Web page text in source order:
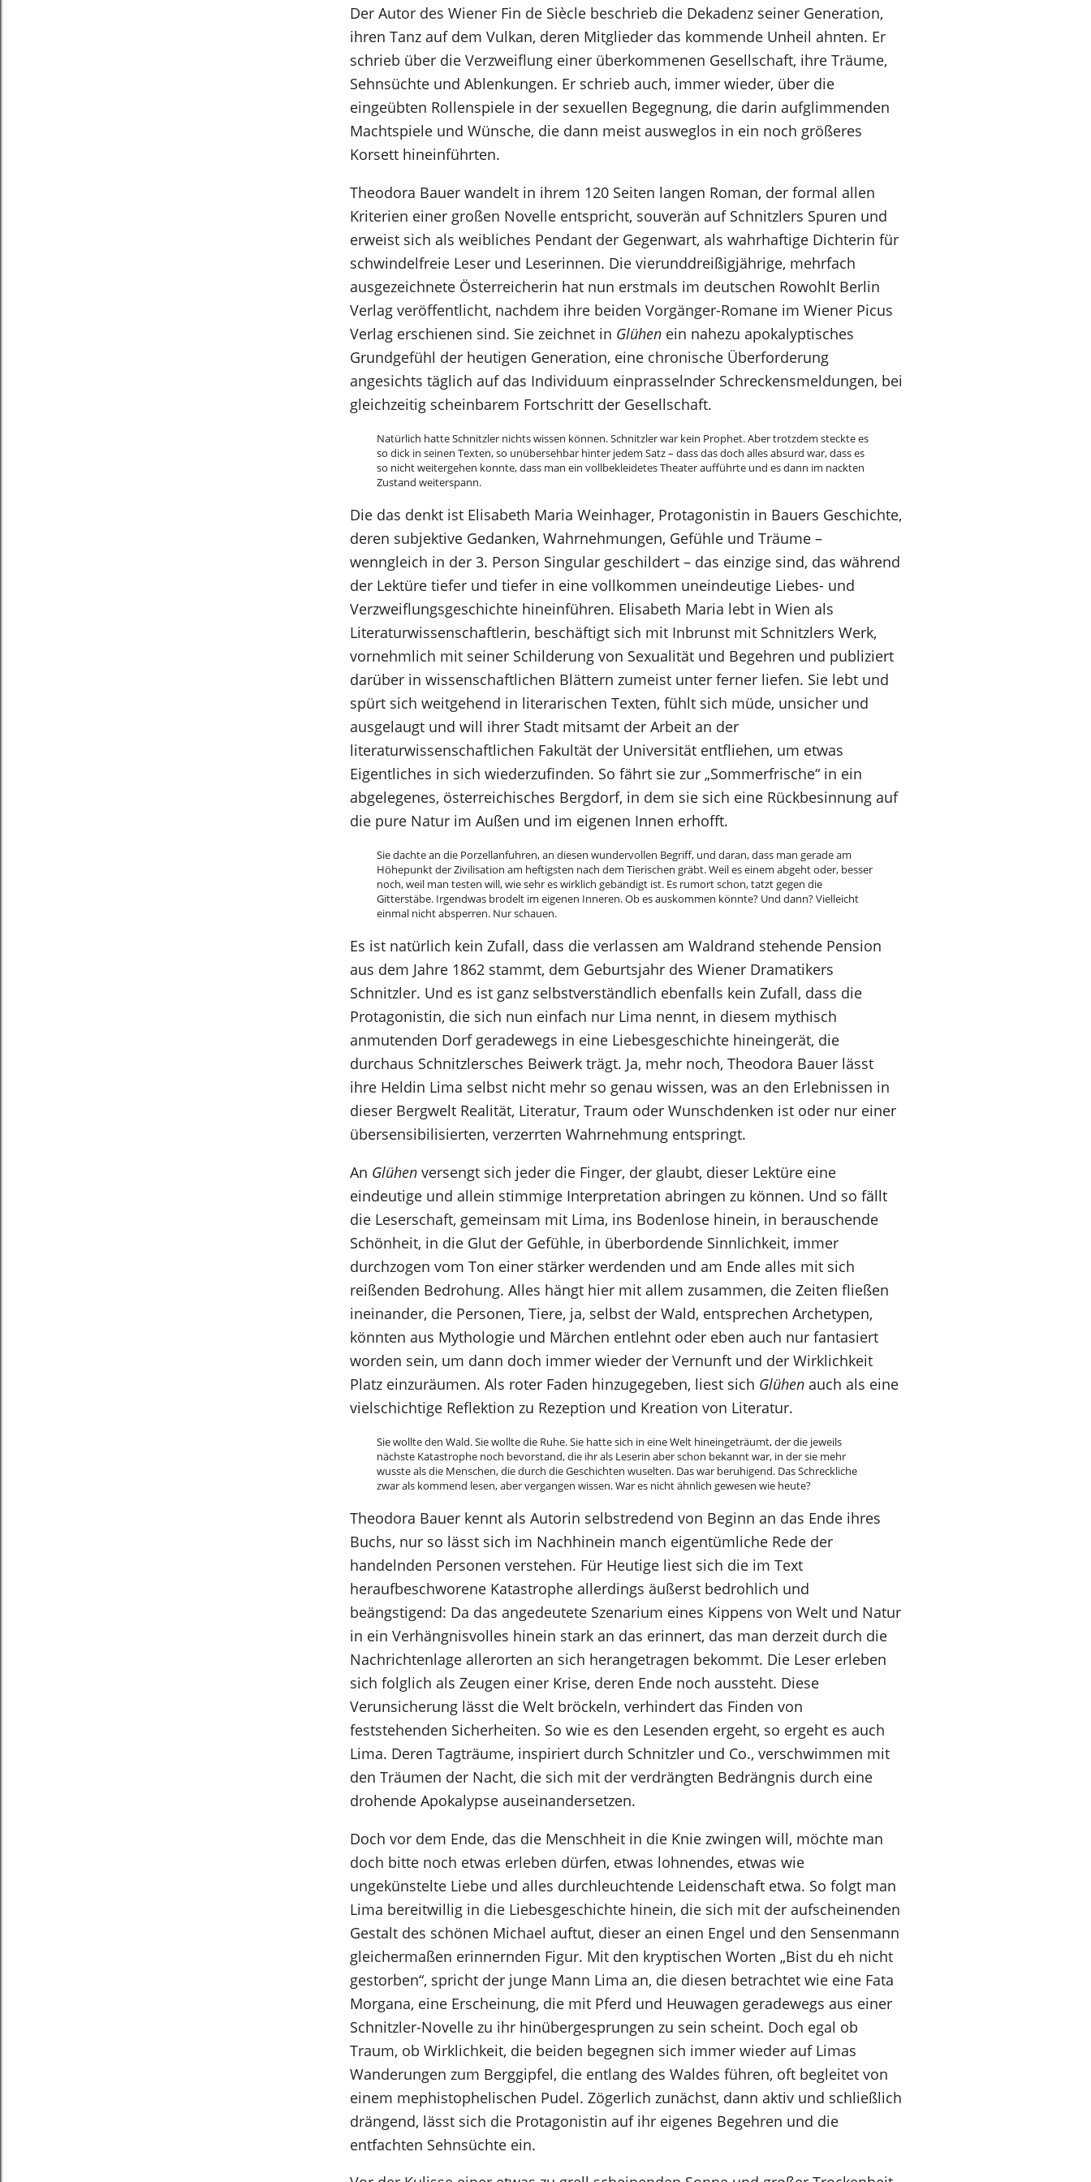
Der Autor des Wiener Fin de Siècle beschrieb die Dekadenz seiner Generation,
ihren Tanz auf dem Vulkan, deren Mitglieder das kommende Unheil ahnten. Er
schrieb über die Verzweiflung einer überkommenen Gesellschaft, ihre Träume,
Sehnsüchte und Ablenkungen. Er schrieb auch, immer wieder, über die
eingeübten Rollenspiele in der sexuellen Begegnung, die darin aufglimmenden
Machtspiele und Wünsche, die dann meist ausweglos in ein noch größeres
Korsett hineinführten.
Theodora Bauer wandelt in ihrem 120 Seiten langen Roman, der formal allen
Kriterien einer großen Novelle entspricht, souverän auf Schnitzlers Spuren und
erweist sich als weibliches Pendant der Gegenwart, als wahrhaftige Dichterin für
schwindelfreie Leser und Leserinnen. Die vierunddreißigjährige, mehrfach
ausgezeichnete Österreicherin hat nun erstmals im deutschen Rowohlt Berlin
Verlag veröffentlicht, nachdem ihre beiden Vorgänger-Romane im Wiener Picus
Verlag erschienen sind. Sie zeichnet in Glühen ein nahezu apokalyptisches
Grundgefühl der heutigen Generation, eine chronische Überforderung
angesichts täglich auf das Individuum einprasselnder Schreckensmeldungen, bei
gleichzeitig scheinbarem Fortschritt der Gesellschaft.
Natürlich hatte Schnitzler nichts wissen können. Schnitzler war kein Prophet. Aber trotzdem steckte es
so dick in seinen Texten, so unübersehbar hinter jedem Satz – dass das doch alles absurd war, dass es
so nicht weitergehen konnte, dass man ein vollbekleidetes Theater aufführte und es dann im nackten
Zustand weiterspann.
Die das denkt ist Elisabeth Maria Weinhager, Protagonistin in Bauers Geschichte,
deren subjektive Gedanken, Wahrnehmungen, Gefühle und Träume –
wenngleich in der 3. Person Singular geschildert – das einzige sind, das während
der Lektüre tiefer und tiefer in eine vollkommen uneindeutige Liebes- und
Verzweiflungsgeschichte hineinführen. Elisabeth Maria lebt in Wien als
Literaturwissenschaftlerin, beschäftigt sich mit Inbrunst mit Schnitzlers Werk,
vornehmlich mit seiner Schilderung von Sexualität und Begehren und publiziert
darüber in wissenschaftlichen Blättern zumeist unter ferner liefen. Sie lebt und
spürt sich weitgehend in literarischen Texten, fühlt sich müde, unsicher und
ausgelaugt und will ihrer Stadt mitsamt der Arbeit an der
literaturwissenschaftlichen Fakultät der Universität entfliehen, um etwas
Eigentliches in sich wiederzufinden. So fährt sie zur „Sommerfrische“ in ein
abgelegenes, österreichisches Bergdorf, in dem sie sich eine Rückbesinnung auf
die pure Natur im Außen und im eigenen Innen erhofft.
Sie dachte an die Porzellanfuhren, an diesen wundervollen Begriff, und daran, dass man gerade am
Höhepunkt der Zivilisation am heftigsten nach dem Tierischen gräbt. Weil es einem abgeht oder, besser
noch, weil man testen will, wie sehr es wirklich gebändigt ist. Es rumort schon, tatzt gegen die
Gitterstäbe. Irgendwas brodelt im eigenen Inneren. Ob es auskommen könnte? Und dann? Vielleicht
einmal nicht absperren. Nur schauen.
Es ist natürlich kein Zufall, dass die verlassen am Waldrand stehende Pension
aus dem Jahre 1862 stammt, dem Geburtsjahr des Wiener Dramatikers
Schnitzler. Und es ist ganz selbstverständlich ebenfalls kein Zufall, dass die
Protagonistin, die sich nun einfach nur Lima nennt, in diesem mythisch
anmutenden Dorf geradewegs in eine Liebesgeschichte hineingerät, die
durchaus Schnitzlersches Beiwerk trägt. Ja, mehr noch, Theodora Bauer lässt
ihre Heldin Lima selbst nicht mehr so genau wissen, was an den Erlebnissen in
dieser Bergwelt Realität, Literatur, Traum oder Wunschdenken ist oder nur einer
übersensibilisierten, verzerrten Wahrnehmung entspringt.
An Glühen versengt sich jeder die Finger, der glaubt, dieser Lektüre eine
eindeutige und allein stimmige Interpretation abringen zu können. Und so fällt
die Leserschaft, gemeinsam mit Lima, ins Bodenlose hinein, in berauschende
Schönheit, in die Glut der Gefühle, in überbordende Sinnlichkeit, immer
durchzogen vom Ton einer stärker werdenden und am Ende alles mit sich
reißenden Bedrohung. Alles hängt hier mit allem zusammen, die Zeiten fließen
ineinander, die Personen, Tiere, ja, selbst der Wald, entsprechen Archetypen,
könnten aus Mythologie und Märchen entlehnt oder eben auch nur fantasiert
worden sein, um dann doch immer wieder der Vernunft und der Wirklichkeit
Platz einzuräumen. Als roter Faden hinzugegeben, liest sich Glühen auch als eine
vielschichtige Reflektion zu Rezeption und Kreation von Literatur.
Sie wollte den Wald. Sie wollte die Ruhe. Sie hatte sich in eine Welt hineingeträumt, der die jeweils
nächste Katastrophe noch bevorstand, die ihr als Leserin aber schon bekannt war, in der sie mehr
wusste als die Menschen, die durch die Geschichten wuselten. Das war beruhigend. Das Schreckliche
zwar als kommend lesen, aber vergangen wissen. War es nicht ähnlich gewesen wie heute?
Theodora Bauer kennt als Autorin selbstredend von Beginn an das Ende ihres
Buchs, nur so lässt sich im Nachhinein manch eigentümliche Rede der
handelnden Personen verstehen. Für Heutige liest sich die im Text
heraufbeschworene Katastrophe allerdings äußerst bedrohlich und
beängstigend: Da das angedeutete Szenarium eines Kippens von Welt und Natur
in ein Verhängnisvolles hinein stark an das erinnert, das man derzeit durch die
Nachrichtenlage allerorten an sich herangetragen bekommt. Die Leser erleben
sich folglich als Zeugen einer Krise, deren Ende noch aussteht. Diese
Verunsicherung lässt die Welt bröckeln, verhindert das Finden von
feststehenden Sicherheiten. So wie es den Lesenden ergeht, so ergeht es auch
Lima. Deren Tagträume, inspiriert durch Schnitzler und Co., verschwimmen mit
den Träumen der Nacht, die sich mit der verdrängten Bedrängnis durch eine
drohende Apokalypse auseinandersetzen.
Doch vor dem Ende, das die Menschheit in die Knie zwingen will, möchte man
doch bitte noch etwas erleben dürfen, etwas lohnendes, etwas wie
ungekünstelte Liebe und alles durchleuchtende Leidenschaft etwa. So folgt man
Lima bereitwillig in die Liebesgeschichte hinein, die sich mit der aufscheinenden
Gestalt des schönen Michael auftut, dieser an einen Engel und den Sensenmann
gleichermaßen erinnernden Figur. Mit den kryptischen Worten „Bist du eh nicht
gestorben“, spricht der junge Mann Lima an, die diesen betrachtet wie eine Fata
Morgana, eine Erscheinung, die mit Pferd und Heuwagen geradewegs aus einer
Schnitzler-Novelle zu ihr hinübergesprungen zu sein scheint. Doch egal ob
Traum, ob Wirklichkeit, die beiden begegnen sich immer wieder auf Limas
Wanderungen zum Berggipfel, die entlang des Waldes führen, oft begleitet von
einem mephistophelischen Pudel. Zögerlich zunächst, dann aktiv und schließlich
drängend, lässt sich die Protagonistin auf ihr eigenes Begehren und die
entfachten Sehnsüchte ein.